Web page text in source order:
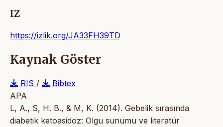
IZ
https://izlik.org/JA33FH39TD
Kaynak Göster
RIS /
Bibtex
APA
L, A., S, H. B., & M, K. (2014). Gebelik sırasında
diabetik ketoasidoz: Olgu sunumu ve literatür